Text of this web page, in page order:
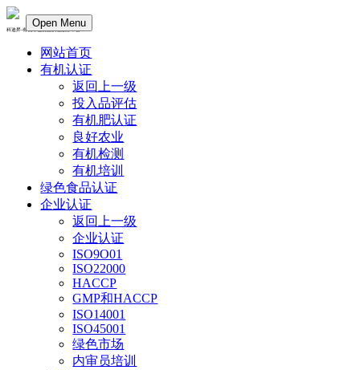
科迪昇-有机绿色食品认证服务平台
Open Menu
网站首页
有机认证
返回上一级
投入品评估
有机肥认证
良好农业
有机检测
有机培训
绿色食品认证
企业认证
返回上一级
企业认证
ISO9O01
ISO22000
HACCP
GMP和HACCP
ISO14001
ISO45001
绿色市场
内审员培训